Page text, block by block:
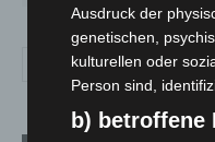
Ausdruck der
genetischen,
kulturellen oder
Person sind,
b) betroffene